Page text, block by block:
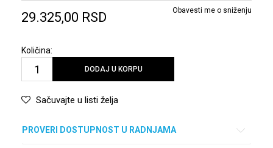
29.325,00 RSD Obavesti me o sniženju
Količina:
DODAJ U KORPU
Sačuvajte u listi želja
PROVERI DOSTUPNOST U RADNJAMA